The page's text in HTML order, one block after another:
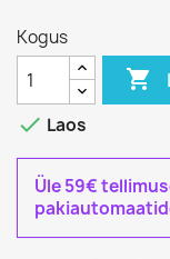
Kogus

 Laos
Üle 59€